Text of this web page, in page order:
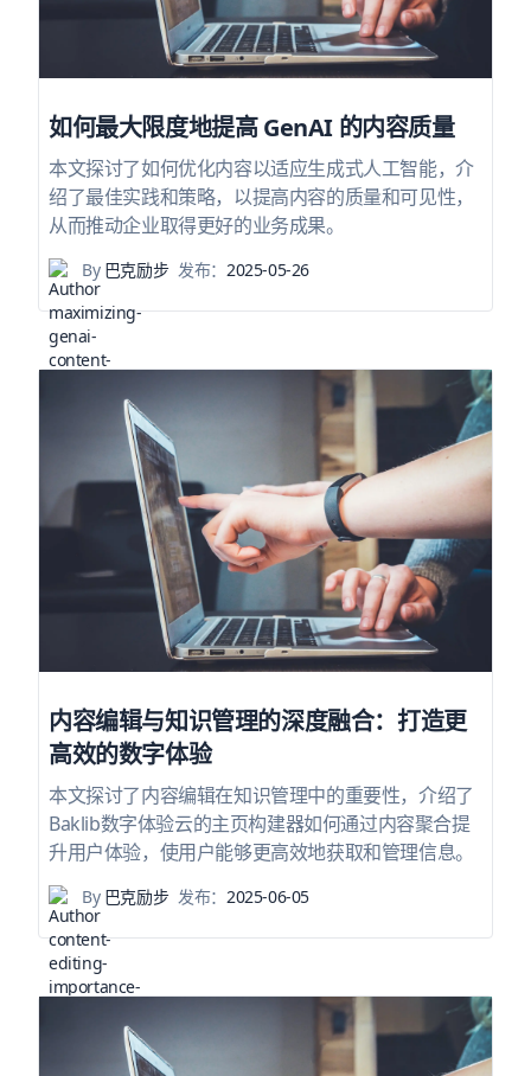
如何最大限度地提高 GenAI 的内容质量
本文探讨了如何优化内容以适应生成式人工智能，介
绍了最佳实践和策略，以提高内容的质量和可见性，
从而推动企业取得更好的业务成果。
By巴克励步 发布：2025-05-26
内容编辑与知识管理的深度融合：打造更
高效的数字体验
本文探讨了内容编辑在知识管理中的重要性，介绍了
Baklib数字体验云的主页构建器如何通过内容聚合提
升用户体验，使用户能够更高效地获取和管理信息。
By巴克励步 发布： 2025-06-05